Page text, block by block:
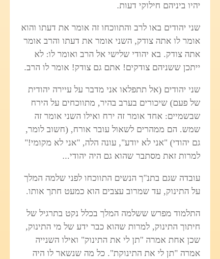
יהיו ביניהם חילוקי דעות.
שני יהודים באו לרב והתווכחו זה אומר את דעתו והוא
אומר לו אתה צודק, השני אומר את דעתו והרב אומר
אתה צודק. בא יהודי שלישי אל הרב ואומר לו: לא
ייתכן ששניהם צודקים! אתם גם צודק! אומר לו הרב.
שני יהודים (אל תתפלאו אני מדבר על עיירה יהודית
של פעם) שיכורים בערב בהיר, מתווכחים על הירח
שבשמיים: אחד אומר זה ירח ואילו השני אומר זה
שמש. הם ממהרים לשאול עובר אורח, (חשוב לומר,
גם יהודי) "אני לא יודע", עונה הלה, "אני לא מקומי!"
למרות זאת מסתבר שהוא גם היה יהודי...
עובדה שגם בתנ"ך הנשים התווכחו לפני שלמה המלך
על התינוק, עד שמרוב עצבים הוא כמעט חתך אותו.
התלמוד מפרש ששלמה המלך בכלל נקט בתרגיל של
חיתוך התינוק, למרות שהוא כבר ידע של מי התינוק,
שכן אחת אמרה "תן לי את התינוק" ואילו השנייה
אמרה "תן לי את התינוקת". כל מה שנשאר לו היה